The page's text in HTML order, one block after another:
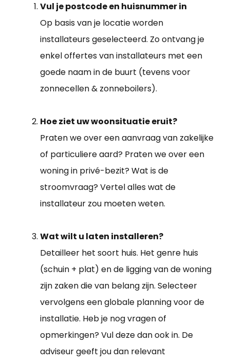
Vul je postcode en huisnummer in
Op basis van je locatie worden
installateurs geselecteerd. Zo ontvang je
enkel offertes van installateurs met een
goede naam in de buurt (tevens voor
zonnecellen & zonneboilers).
Hoe ziet uw woonsituatie eruit?
Praten we over een aanvraag van zakelijke
of particuliere aard? Praten we over een
woning in privé-bezit? Wat is de
stroomvraag? Vertel alles wat de
installateur zou moeten weten.
Wat wilt u laten installeren?
Detailleer het soort huis. Het genre huis
(schuin + plat) en de ligging van de woning
zijn zaken die van belang zijn. Selecteer
vervolgens een globale planning voor de
installatie. Heb je nog vragen of
opmerkingen? Vul deze dan ook in. De
adviseur geeft jou dan relevant